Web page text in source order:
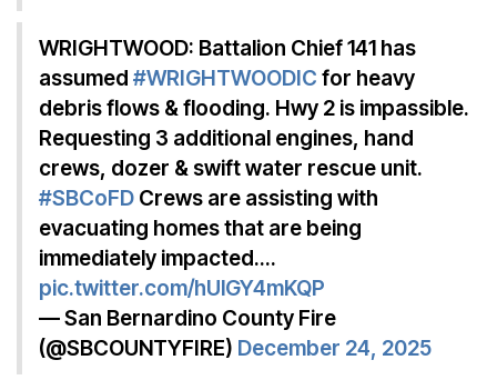
WRIGHTWOOD: Battalion Chief 141 has
assumed #WRIGHTWOODIC for heavy
debris flows & flooding. Hwy 2 is impassible.
Requesting 3 additional engines, hand
crews, dozer & swift water rescue unit.
#SBCoFD Crews are assisting with
evacuating homes that are being
immediately impacted.…
pic.twitter.com/hUlGY4mKQP
— San Bernardino County Fire
(@SBCOUNTYFIRE) December 24, 2025